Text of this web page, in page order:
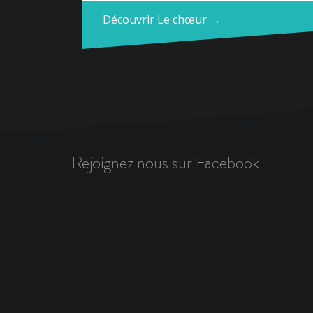
Découvrir Le chœur →
Rejoignez nous sur Facebook